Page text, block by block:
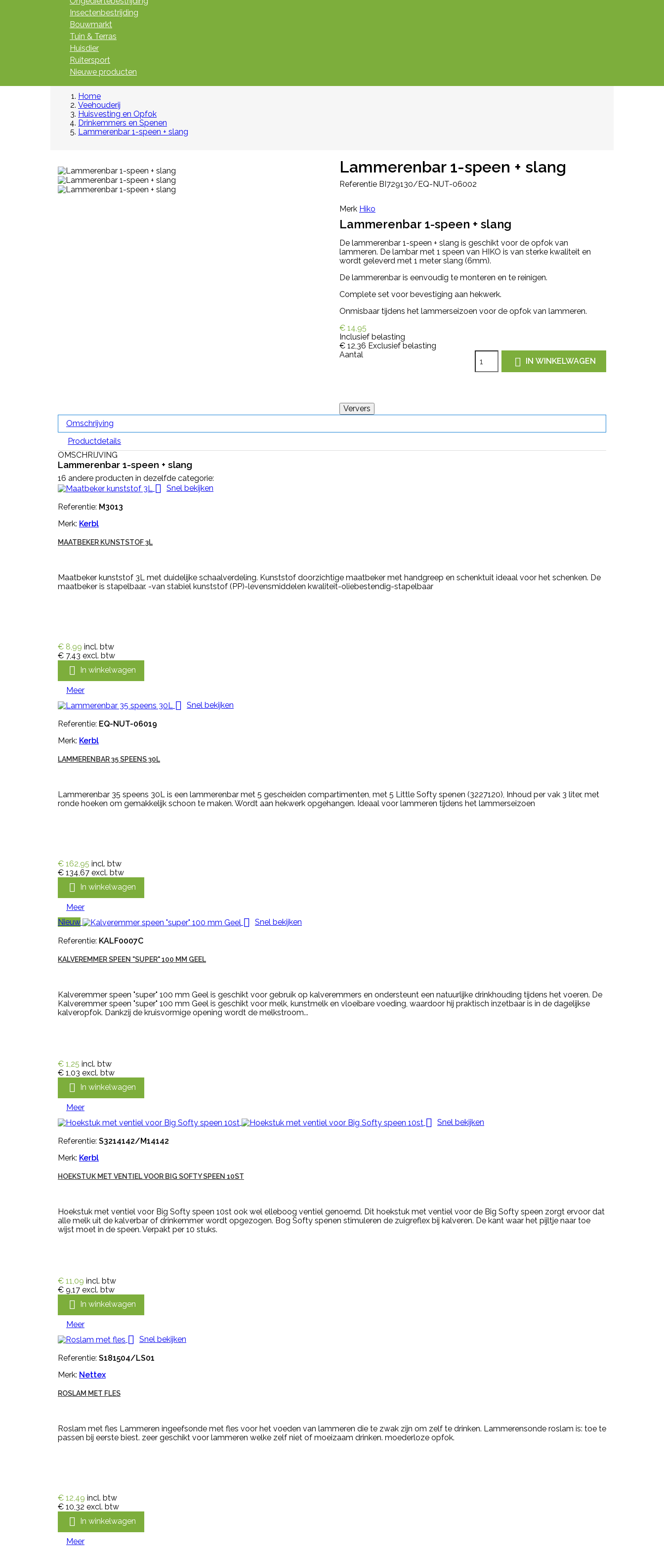
Insectenbestrijding
Bouwmarkt
Tuin & Terras
Huisdier
Ruitersport
Nieuwe producten
Home
Veehouderij
Huisvesting en Opfok
Drinkemmers en Spenen
Lammerenbar 1-speen + slang
Lammerenbar 1-speen + slang
Referentie BI729130/EQ-NUT-06002
Merk Hiko
Lammerenbar 1-speen + slang
De lammerenbar 1-speen + slang is geschikt voor de opfok van
lammeren. De lambar met 1 speen van HIKO is van sterke kwaliteit en
wordt geleverd met 1 meter slang (6mm).
De lammerenbar is eenvoudig te monteren en te reinigen.
Complete set voor bevestiging aan hekwerk.
Onmisbaar tijdens het lammerseizoen voor de opfok van lammeren.
€ 14,95
Inclusief belasting
€ 12,36 Exclusief belasting
Aantal
 IN WINKELWAGEN
Omschrijving
Productdetails
OMSCHRIJVING
Lammerenbar 1-speen + slang
16 andere producten in dezelfde categorie:
 Snel bekijken
Referentie: M3013
Merk: Kerbl
MAATBEKER KUNSTSTOF 3L
Maatbeker kunststof 3L met duidelijke schaalverdeling. Kunststof doorzichtige maatbeker met handgreep en schenktuit ideaal voor het schenken. De
maatbeker is stapelbaar. -van stabiel kunststof (PP)-levensmiddelen kwaliteit-oliebestendig-stapelbaar
€ 8,99 incl. btw
€ 7,43 excl. btw
 In winkelwagen
Meer
 Snel bekijken
Referentie: EQ-NUT-06019
Merk: Kerbl
LAMMERENBAR 35 SPEENS 30L
Lammerenbar 35 speens 30L is een lammerenbar met 5 gescheiden compartimenten, met 5 Little Softy spenen (3227120), Inhoud per vak 3 liter, met
ronde hoeken om gemakkelijk schoon te maken. Wordt aan hekwerk opgehangen. Ideaal voor lammeren tijdens het lammerseizoen
€ 162,95 incl. btw
€ 134,67 excl. btw
 In winkelwagen
Meer
Nieuw
 Snel bekijken
Referentie: KALF0007C
KALVEREMMER SPEEN "SUPER" 100 MM GEEL
Kalveremmer speen "super" 100 mm Geel is geschikt voor gebruik op kalveremmers en ondersteunt een natuurlijke drinkhouding tijdens het voeren. De
Kalveremmer speen "super" 100 mm Geel is geschikt voor melk, kunstmelk en vloeibare voeding, waardoor hij praktisch inzetbaar is in de dagelijkse
kalveropfok. Dankzij de kruisvormige opening wordt de melkstroom...
€ 1,25 incl. btw
€ 1,03 excl. btw
 In winkelwagen
Meer
 Snel bekijken
Referentie: S3214142/M14142
Merk: Kerbl
HOEKSTUK MET VENTIEL VOOR BIG SOFTY SPEEN 10ST
Hoekstuk met ventiel voor Big Softy speen 10st ook wel elleboog ventiel genoemd. Dit hoekstuk met ventiel voor de Big Softy speen zorgt ervoor dat
alle melk uit de kalverbar of drinkemmer wordt opgezogen. Bog Softy spenen stimuleren de zuigreflex bij kalveren. De kant waar het pijltje naar toe
wijst moet in de speen. Verpakt per 10 stuks.
€ 11,09 incl. btw
€ 9,17 excl. btw
 In winkelwagen
Meer
 Snel bekijken
Referentie: S181504/LS01
Merk: Nettex
ROSLAM MET FLES
Roslam met fles Lammeren ingeefsonde met fles voor het voeden van lammeren die te zwak zijn om zelf te drinken. Lammerensonde roslam is: toe te
passen bij eerste biest. zeer geschikt voor lammeren welke zelf niet of moeizaam drinken. moederloze opfok.
€ 12,49 incl. btw
€ 10,32 excl. btw
 In winkelwagen
Meer